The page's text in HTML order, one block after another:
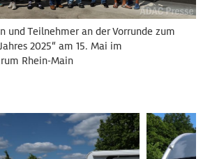
und Teilnehmer an der Vorrunde zum
2025“ am 15. Mai im
Rhein-Main